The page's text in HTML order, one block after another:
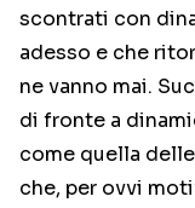
scontrati con
adesso e che
ne vanno mai.
di fronte a
come quella
che, per ovvi